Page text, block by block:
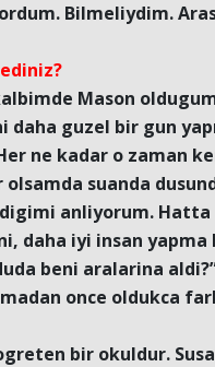
Bilmeliydim.
Mason
daha guzel bir gun
ne kadar o zaman
suanda
anliyorum. Hatta
daha iyi insan yapma
beni aralarina
once oldukca
bir okuldur.